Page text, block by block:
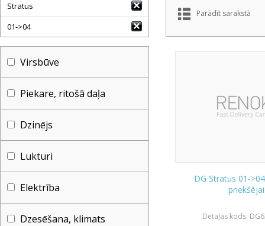
Stratus
01->04
Virsbūve
Piekare, ritošā daļa
Dzinējs
Lukturi
Elektrība
Dzesēšana, klimats
Parādīt sarakstā
DG Stratus 01-
Detaļas kods: